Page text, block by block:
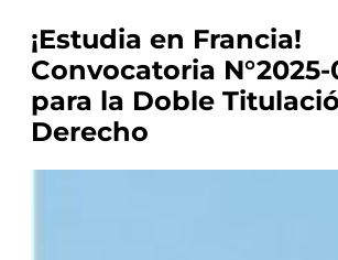
¡Estudia en Francia!
Convocatoria N°2025-
para la Doble
Derecho